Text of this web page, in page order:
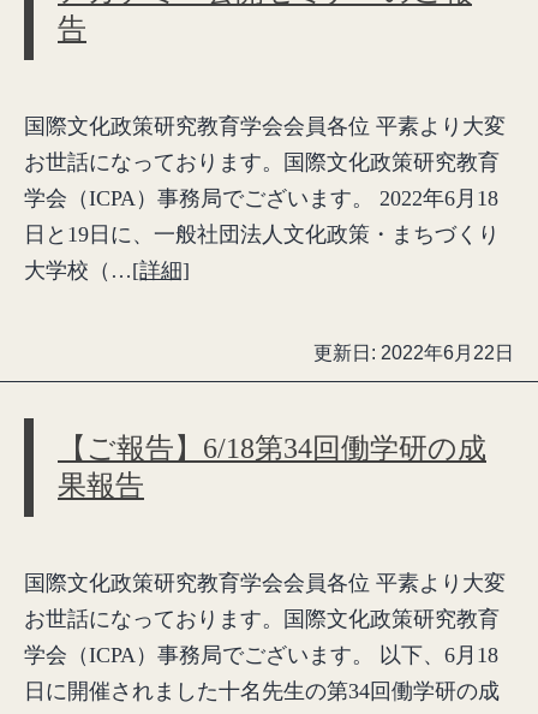
告
国際文化政策研究教育学会会員各位 平素より大変
お世話になっております。国際文化政策研究教育
学会（ICPA）事務局でございます。 2022年6月18
日と19日に、一般社団法人文化政策・まちづくり
大学校（…[詳細]
更新日: 2022年6月22日
【ご報告】6/18第34回働学研の成
果報告
国際文化政策研究教育学会会員各位 平素より大変
お世話になっております。国際文化政策研究教育
学会（ICPA）事務局でございます。 以下、6月18
日に開催されました十名先生の第34回働学研の成